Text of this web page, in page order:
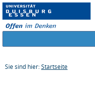
Sie sind hier: Startseite